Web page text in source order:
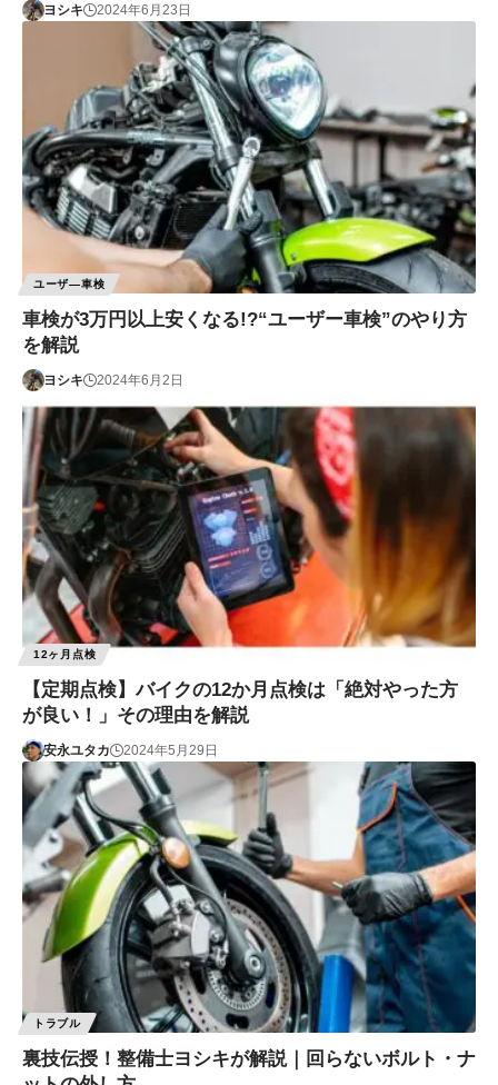
ヨシキ 2024年6月23日
ユーザ―車検
車検が3万円以上安くなる!?“ユーザー車検”のやり方
を解説
ヨシキ 2024年6月2日
12ヶ月点検
【定期点検】バイクの12か月点検は「絶対やった方
が良い！」その理由を解説
安永ユタカ 2024年5月29日
トラブル
裏技伝授！整備士ヨシキが解説｜回らないボルト・ナ